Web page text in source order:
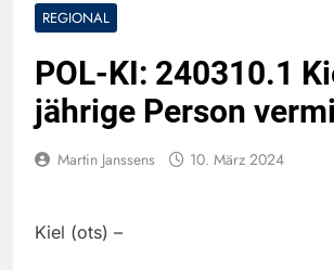
REGIONAL
POL-KI: 240310.1
jährige Person
Martin Janssens 10. März 2024
Kiel (ots) –